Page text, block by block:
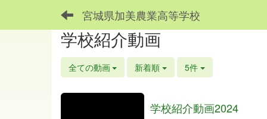
宮城県加美農業高等学校
学校紹介動画
全ての動画 新着順 5件
学校紹介動画2024